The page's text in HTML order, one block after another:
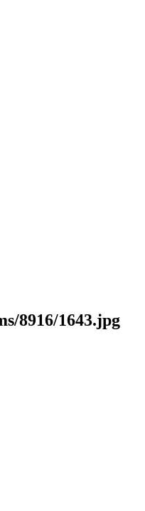
8916/1643.jpg